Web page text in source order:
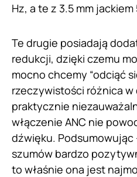
Hz, a te z 3.5 mm jackiem
Te drugie posiadają
redukcji, dzięki czemu
mocno chcemy “odciąć
rzeczywistości różnica
praktycznie
włączenie ANC nie
dźwięku.
szumów bardzo
to właśnie ona jest